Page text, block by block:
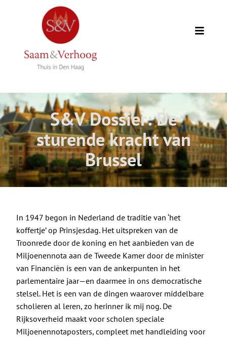
Toggle
Opdrachtgevers
Expertise
Wie we zijn
De Politieke Coach
Raadgevers
Actueel
Contact
S&V Dossier: De
sturende kracht van
Brussel
In 1947 begon in Nederland de traditie van ‘het
koffertje’ op Prinsjesdag. Het uitspreken van de
Troonrede door de koning en het aanbieden van de
Miljoenennota aan de Tweede Kamer door de minister
van Financiën is een van de ankerpunten in het
parlementaire jaar—en daarmee in ons democratische
stelsel. Het is een van de dingen waarover middelbare
scholieren al leren, zo herinner ik mij nog. De
Rijksoverheid maakt voor scholen speciale
Miljoenennotaposters, compleet met handleiding voor